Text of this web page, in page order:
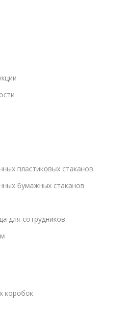
пластиковых стаканов
бумажных стаканов
для сотрудников
коробок